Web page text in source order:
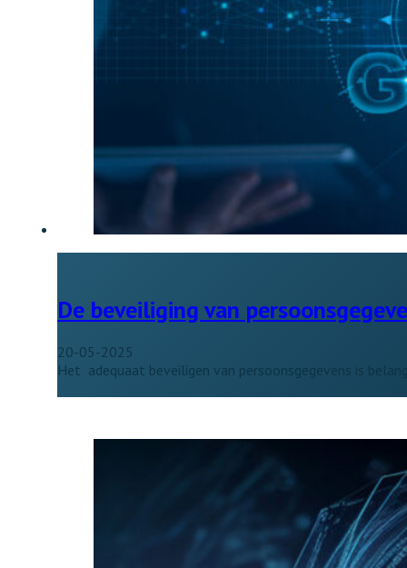
De beveiliging van
20-05-2025
Het adequaat beveiligen van persoonsgegevens is